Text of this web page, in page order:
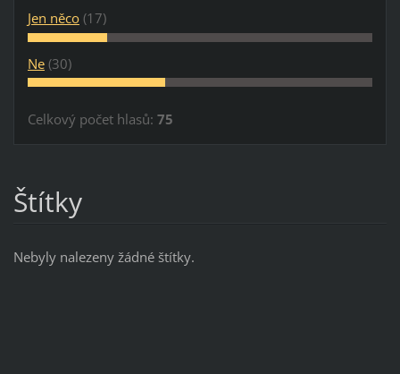
Jen něco (17)
Ne (30)
Celkový počet hlasů: 75
Štítky
Nebyly nalezeny žádné štítky.